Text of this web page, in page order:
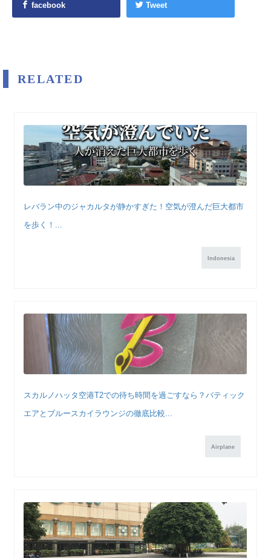
facebook Tweet
RELATED
レバラン中のジャカルタが静かすぎた！空気が澄んだ巨大都市
を歩く！...
Indonesia
スカルノハッタ空港T2での待ち時間を過ごすなら？バティック
エアとブルースカイラウンジの徹底比較...
Airplane